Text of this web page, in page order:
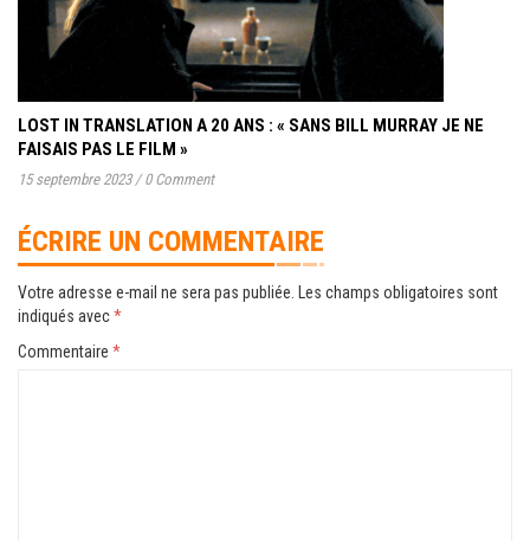
LOST IN TRANSLATION A 20 ANS : « SANS BILL MURRAY JE NE
FAISAIS PAS LE FILM »
15 septembre 2023 / 0 Comment
ÉCRIRE UN COMMENTAIRE
Votre adresse e-mail ne sera pas publiée.
Les champs obligatoires sont
indiqués avec*
Commentaire *